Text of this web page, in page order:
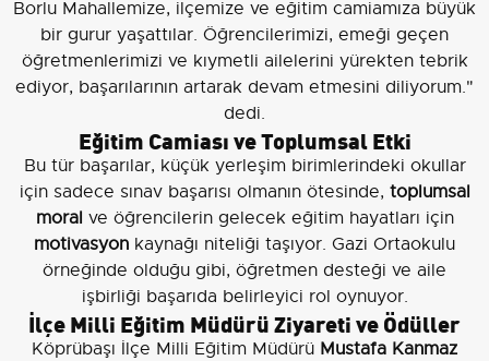
Borlu Mahallemize, ilçemize ve eğitim camiamıza büyük
bir gurur yaşattılar. Öğrencilerimizi, emeği geçen
öğretmenlerimizi ve kıymetli ailelerini yürekten tebrik
ediyor, başarılarının artarak devam etmesini diliyorum."
dedi.
Eğitim Camiası ve Toplumsal Etki
Bu tür başarılar, küçük yerleşim birimlerindeki okullar
için sadece sınav başarısı olmanın ötesinde, toplumsal
moral ve öğrencilerin gelecek eğitim hayatları için
motivasyon kaynağı niteliği taşıyor. Gazi Ortaokulu
örneğinde olduğu gibi, öğretmen desteği ve aile
işbirliği başarıda belirleyici rol oynuyor.
İlçe Milli Eğitim Müdürü Ziyareti ve Ödüller
Köprübaşı İlçe Milli Eğitim Müdürü Mustafa Kanmaz